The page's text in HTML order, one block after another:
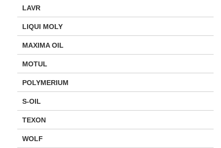
LAVR
LIQUI MOLY
MAXIMA OIL
MOTUL
POLYMERIUM
S-OIL
TEXON
WOLF